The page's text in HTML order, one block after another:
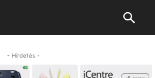
- Hirdetés -